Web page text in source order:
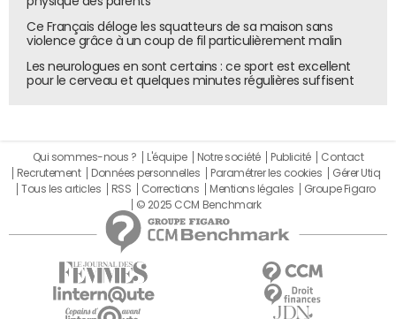
Ce Français déloge les squatteurs de sa maison sans
violence grâce à un coup de fil particulièrement malin
Les neurologues en sont certains : ce sport est excellent
pour le cerveau et quelques minutes régulières suffisent
Qui sommes-nous ? L'équipe Notre société Publicité
Contact
Recrutement
Données personnelles Paramétrer les cookies
Gérer Utiq
Tous les articles
RSS Corrections Mentions légales
Groupe Figaro
© 2025 CCM Benchmark